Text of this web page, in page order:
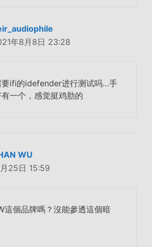
年8月8日 23:28
要ifi的idefender进行测试吗…手
一个，感觉挺鸡肋的
WU
25日 15:59
這個品牌嗎？沒能參透這個暗